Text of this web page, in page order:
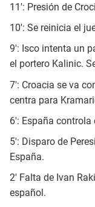
11': Presión de
10': Se reinicia el
9': Isco intenta un
el portero Kalinic.
7': Croacia se va
centra para
6': España controla
5': Disparo de
España.
2' Falta de Ivan
español.